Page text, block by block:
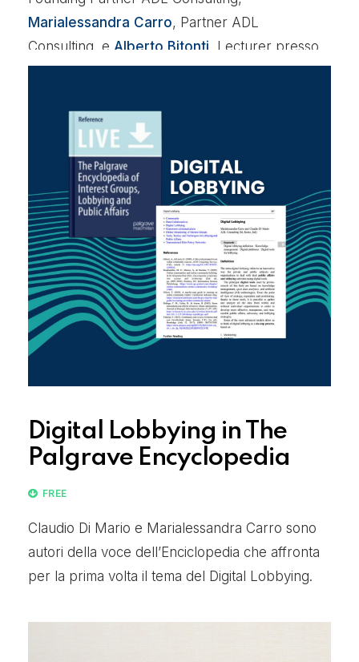
Marialessandra Carro, Partner ADL
Consulting, e Alberto Bitonti , Lecturer presso
l’Università della Svizzera Italiana.
Digital Lobbying in The
Palgrave Encyclopedia
FREE
Claudio Di Mario e Marialessandra Carro sono
autori della voce dell’Enciclopedia che affronta
per la prima volta il tema del Digital Lobbying.